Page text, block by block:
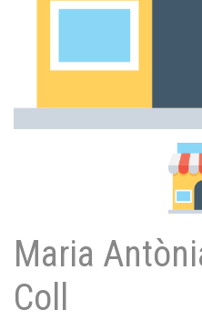
Maria
Coll